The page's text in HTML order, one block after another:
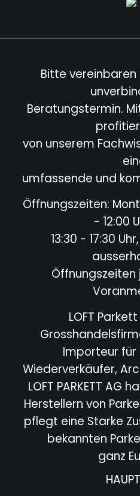
Bitte vereinbaren
Beratungstermin.
von unserem
umfassende und
Öffnungszeiten:
- 12:00
13:30 - 17:30
Öffnungszeiten
LOFT
Importeur für
Wiederverkäufer,
LOFT PARKETT AG
Herstellern von
pflegt eine Starke
bekannten
ganz